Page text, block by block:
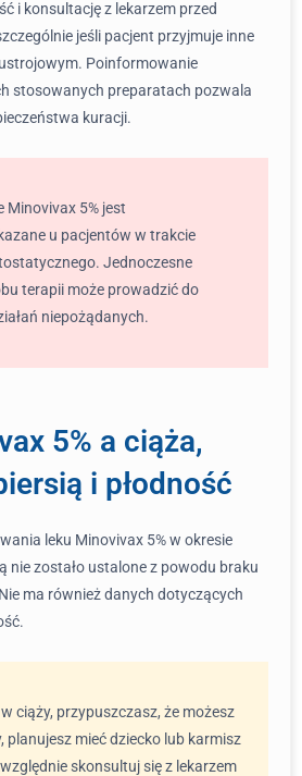
i konsultację z lekarzem przed
jeśli pacjent przyjmuje inne
Poinformowanie
stosowanych preparatach pozwala
kuracji.
Minovivax 5% jest
u pacjentów w trakcie
Jednoczesne
terapii może prowadzić do
niepożądanych.
5% a ciąża,
i płodność
leku Minovivax 5% w okresie
nie zostało ustalone z powodu braku
ma również danych dotyczących
ciąży, przypuszczasz, że możesz
planujesz mieć dziecko lub karmisz
skonsultuj się z lekarzem